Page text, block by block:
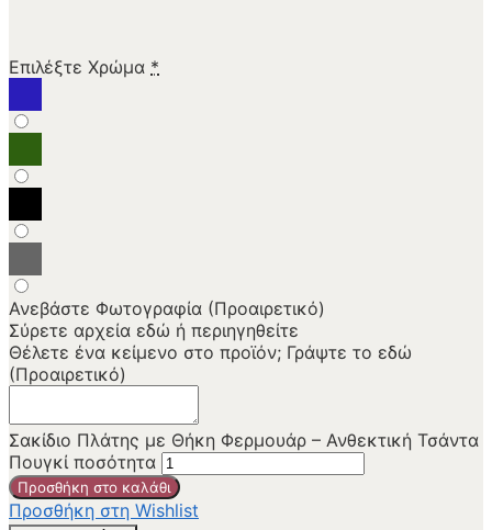
Επιλέξτε Χρώμα *
Ανεβάστε Φωτογραφία (Προαιρετικό)
Σύρετε αρχεία εδώ ή περιηγηθείτε
Θέλετε ένα κείμενο στο προϊόν; Γράψτε το εδώ
(Προαιρετικό)
Σακίδιο Πλάτης με Θήκη Φερμουάρ – Ανθεκτική Τσάντα
Πουγκί ποσότητα
Προσθήκη στο καλάθι
Προσθήκη στη Wishlist